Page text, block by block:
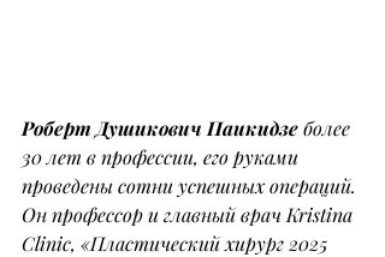
Роберт Душикович Паикидзе более
30 лет в профессии, его руками
проведены сотни успешных операций.
Он профессор и главный врач Kristina
Clinic, «Пластический хирург 2025